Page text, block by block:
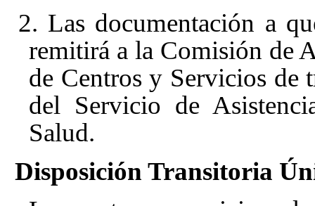
2. Las documentación a
remitirá a la Comisión de
de Centros y Servicios de
del Servicio de
Salud.
Disposición Transitoria